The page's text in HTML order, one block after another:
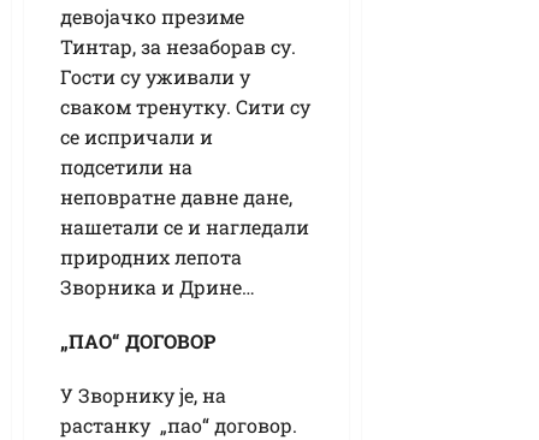
девојачко презиме
Тинтар, за незаборав су.
Гости су уживали у
сваком тренутку. Сити су
се испричали и
подсетили на
неповратне давне дане,
нашетали се и нагледали
природних лепота
Зворника и Дрине…
„ПАО“ ДОГОВОР
У Зворнику је, на
растанку „пао“ договор.